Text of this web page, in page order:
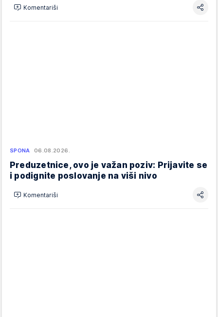
Komentariši
SPONA 06.08.2026.
Preduzetnice, ovo je važan poziv: Prijavite se
i podignite poslovanje na viši nivo
Komentariši